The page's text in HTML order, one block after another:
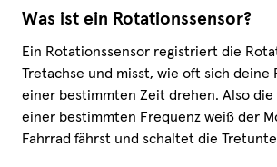
Was ist ein Rotationssensor?
Ein Rotationssensor registriert die
Tretachse und misst, wie oft sich deine
einer bestimmten Zeit drehen. Also
einer bestimmten Frequenz weiß der
Fahrrad fährst und schaltet die